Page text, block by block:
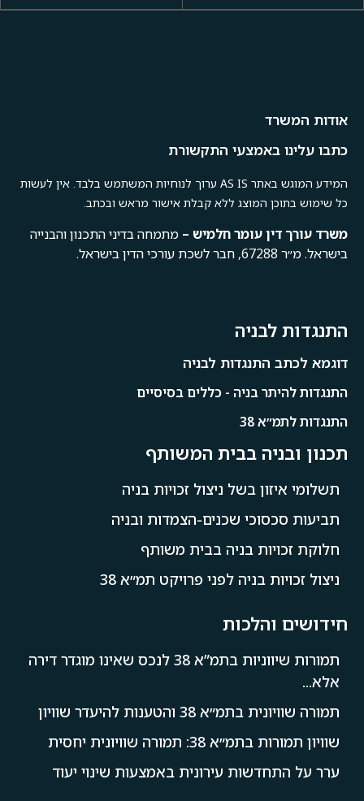
אודות המשרד
כתבו עלינו באמצעי התקשורת
המידע המוגש באתר AS IS ערוך לנוחיות המשתמש בלבד. אין לעשות
כל שימוש בתוכן המוצג ללא קבלת אישור מראש ובכתב.
משרד עורךדיןעומרחלמיש – מתמחה בדיני התכנון והבנייה
בישראל. מ״ר 67288, חבר לשכת עורכי הדין בישראל.
התנגדות לבניה
דוגמא לכתב התנגדות לבניה
התנגדות להיתר בניה - כללים בסיסיים
התנגדות לתמ״א 38
תכנון ובניה בבית המשותף
תשלומי איזון בשל ניצול זכויות בניה
תביעות סכסוכי שכנים-הצמדות ובניה
חלוקת זכויות בניה בבית משותף
ניצול זכויות בניה לפני פרויקט תמ״א 38
חידושים והלכות
תמורות שיווניות בתמ”א 38 לנכס שאינו מוגדר דירה
אלא...
תמורה שוויונית בתמ״א 38 והטענות להיעדר שוויון
שוויון תמורות בתמ״א 38: תמורה שוויונית יחסית
ערר על התחדשות עירונית באמצעות שינוי יעוד